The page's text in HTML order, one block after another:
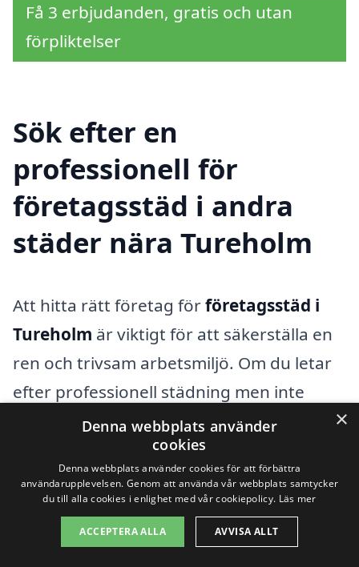
Få 3 erbjudanden, gratis och utan
förpliktelser
Sök efter en
professionell för
företagsstäd i andra
städer nära Tureholm
Att hitta rätt företag förföretagsstäd i
Tureholm är viktigt för att säkerställa en
ren och trivsam arbetsmiljö. Om du letar
efter professionell städning men inte
hittar rätt alternativ i Tureholm kan det
vara värt att överväga att söka i
närliggande städer. Det finns flera företag
som erbjuder tjänster inom företagsstäd
och som kan ge dig konkurrenskraftiga
×
Denna webbplats använder
cookies
Denna webbplats använder cookies för att förbättra
användarupplevelsen. Genom att använda vår webbplats samtycker
du till alla cookies i enlighet med vår cookiepolicy. Läs mer
ACCEPTERA ALLA AVVISA ALLT